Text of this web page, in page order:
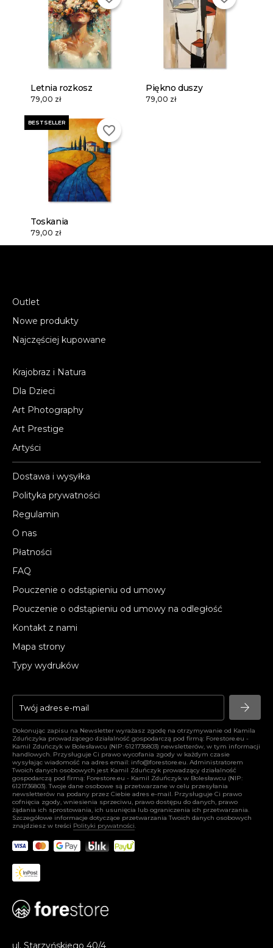
Letnia rozkosz
79,00 zł
Piękno duszy
79,00 zł
Toskania
79,00 zł
BESTSELLER
favorite_border
Outlet
Nowe produkty
Najczęściej kupowane
Krajobraz i Natura
Dla Dzieci
Art Photography
Art Prestige
Artyści
Dostawa i wysyłka
Polityka prywatności
Regulamin
O nas
Płatności
FAQ
Pouczenie o odstąpieniu od umowy
Pouczenie o odstąpieniu od umowy na odległość
Kontakt z nami
Mapa strony
Typy wydruków
arrow_forward
Dokonując zapisu na Newsletter wyrażasz zgodę na otrzymywanie od Kamila
Zduńczyka prowadzącego działalność gospodarczą pod firmą: Forestore.eu -
Kamil Zduńczyk w Bolesławcu (NIP: 6121736803) newsletterów, w tym informacji
handlowych. Przysługuje Ci prawo wycofania zgody w każdym czasie
wysyłając wiadomość na adres email: info@forestore.eu. Administratorem
Twoich danych osobowych jest Kamil Zduńczyk prowadzący działalność
gospodarczą pod firmą: Forestore.eu - Kamil Zduńczyk w Bolesławcu (NIP:
6121736803). Twoje dane osobowe są przetwarzane w celu przesyłania
newsletterów na podany przez Ciebie adres e-mail. Przysługuje Ci prawo
cofnięcia zgody, wniesienia sprzeciwu, prawo dostępu do danych, prawo
żądania ich sprostowania, ich usunięcia lub ograniczenia ich przetwarzania.
Szczegółowe informacje dotyczące przetwarzania Twoich danych osobowych
znajdziesz w treści Polityki prywatności.
ul. Starzyńskiego 40/4